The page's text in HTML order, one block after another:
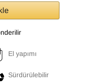
El yapımı
Sürdürülebilir